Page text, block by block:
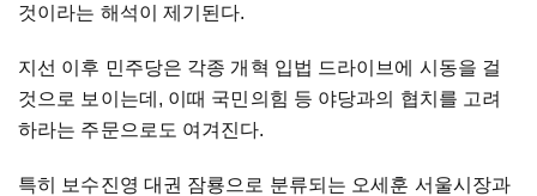
것이라는 해석이 제기된다.
지선 이후 민주당은 각종 개혁 입법 드라이브에 시동을 걸
것으로 보이는데, 이때 국민의힘 등 야당과의 협치를 고려
하라는 주문으로도 여겨진다.
특히 보수진영 대권 잠룡으로 분류되는 오세훈 서울시장과